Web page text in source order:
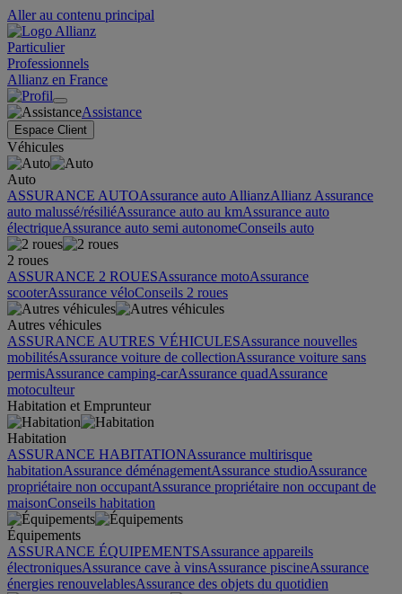
Aller au contenu principal
Particulier
Professionnels
Allianz en France
Assistance
Espace Client
Véhicules
Auto
ASSURANCE AUTOAssurance auto AllianzAllianz Assurance
auto malussé/résiliéAssurance auto au kmAssurance auto
électriqueAssurance auto semi autonomeConseils auto
2 roues
ASSURANCE 2 ROUESAssurance motoAssurance
scooterAssurance véloConseils 2 roues
Autres véhicules
ASSURANCE AUTRES VÉHICULESAssurance nouvelles
mobilitésAssurance voiture de collectionAssurance voiture sans
permisAssurance camping-carAssurance quadAssurance
motoculteur
Habitation et Emprunteur
Habitation
ASSURANCE HABITATIONAssurance multirisque
habitationAssurance déménagementAssurance studioAssurance
propriétaire non occupantAssurance propriétaire non occupant de
maisonConseils habitation
Équipements
ASSURANCE ÉQUIPEMENTSAssurance appareils
électroniquesAssurance cave à vinsAssurance piscineAssurance
énergies renouvelablesAssurance des objets du quotidien